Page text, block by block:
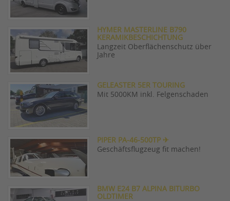
HYMER MASTERLINE B790
KERAMIKBESCHICHTUNG
Langzeit Oberflächenschutz über
Jahre
GELEASTER 5ER TOURING
Mit 5000KM inkl. Felgenschaden
PIPER PA-46-500TP ✈
Geschäftsflugzeug fit machen!
BMW E24 B7 ALPINA BITURBO
OLDTIMER